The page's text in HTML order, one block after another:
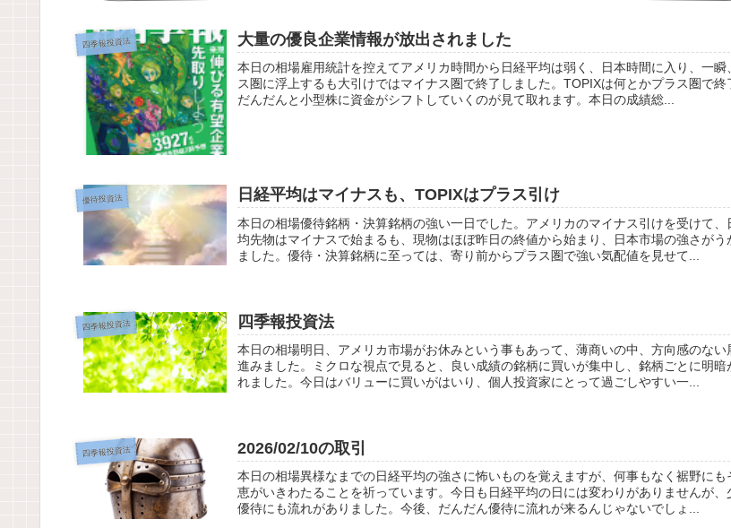
四季報投資法 大量の優良企業情報が放出されました
本日の相場雇用統計を控えてアメリカ時間から日経平均は弱く、日本時間に入り、一瞬
ス圏に浮上するも大引けではマイナス圏で終了しました。TOPIXは何とかプラス圏で終
だんだんと小型株に資金がシフトしていくのが見て取れます。本日の成績総...
優待投資法 日経平均はマイナスも、TOPIXはプラス引け
本日の相場優待銘柄・決算銘柄の強い一日でした。アメリカのマイナス引けを受けて、
均先物はマイナスで始まるも、現物はほぼ昨日の終値から始まり、日本市場の強さがう
ました。優待・決算銘柄に至っては、寄り前からプラス圏で強い気配値を見せて...
四季報投資法 四季報投資法
本日の相場明日、アメリカ市場がお休みという事もあって、薄商いの中、方向感のない
進みました。ミクロな視点で見ると、良い成績の銘柄に買いが集中し、銘柄ごとに明暗
れました。今日はバリューに買いがはいり、個人投資家にとって過ごしやすい一...
四季報投資法 2026/02/10の取引
本日の相場異様なまでの日経平均の強さに怖いものを覚えますが、何事もなく裾野にも
恵がいきわたることを祈っています。今日も日経平均の日には変わりがありませんが、
優待にも流れがありました。今後、だんだん優待に流れが来るんじゃないでしょ...